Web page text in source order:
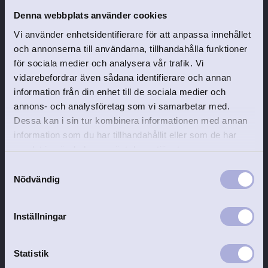
Denna webbplats använder cookies
Vi använder enhetsidentifierare för att anpassa innehållet
och annonserna till användarna, tillhandahålla funktioner
för sociala medier och analysera vår trafik. Vi
vidarebefordrar även sådana identifierare och annan
information från din enhet till de sociala medier och
annons- och analysföretag som vi samarbetar med.
Dessa kan i sin tur kombinera informationen med annan
information som du har tillhandahållit eller som de har
samlat in när du har använt deras tjänster.
Nödvändig
Inställningar
Statistik
Kniv: 17,8 cm
Sked: 16 cm
Liten sked: 13,9 cm
Priset är höjt med 10 % och
20 % av
försäljningspriset skänks till
Hjärtebarnsfonden.
Tack för att du handlar med hjärtat.